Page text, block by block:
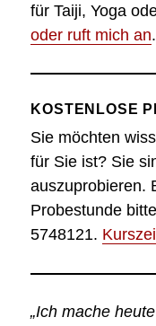
für Taiji, Yoga
oder ruft mich an.
KOSTENLOSE
Sie möchten
für Sie ist? Sie
auszuprobieren.
Probestunde
5748121.
„Ich mache